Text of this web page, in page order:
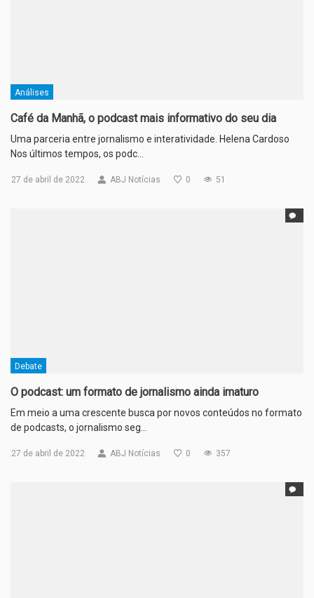
Análises
Café da Manhã, o podcast mais informativo do seu dia
Uma parceria entre jornalismo e interatividade. Helena Cardoso
Nos últimos tempos, os podc…
27 de abril de 2022 ABJ Notícias 0 51
Debate
O podcast: um formato de jornalismo ainda imaturo
Em meio a uma crescente busca por novos conteúdos no formato
de podcasts, o jornalismo seg…
27 de abril de 2022 ABJ Notícias 0 357